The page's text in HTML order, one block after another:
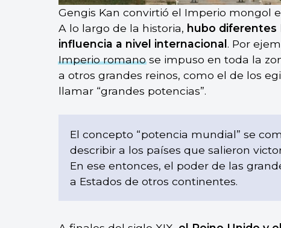
Gengis Kan convirtió el Imperio mongol
A lo largo de la historia, hubo diferentes
influencia a nivel internacional. Por
Imperio romanose impuso en toda la
a otros grandes reinos, como el de los
llamar “grandes potencias”.
El concepto “potencia mundial” se
describir a los países que salieron
En ese entonces, el poder de las
a Estados de otros continentes.